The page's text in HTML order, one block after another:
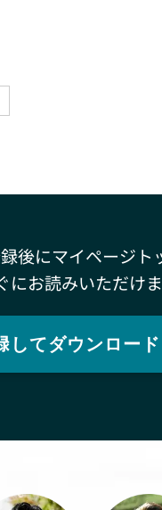
後にマイページト
にお読みいただけま
してダウンロード